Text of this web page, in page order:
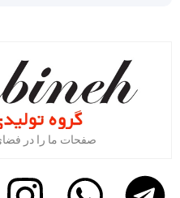
صفحات ما را در